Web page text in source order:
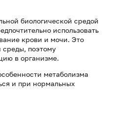
биологической средой
использовать
крови и мочи. Это
среды, поэтому
в организме.
метаболизма
и при нормальных